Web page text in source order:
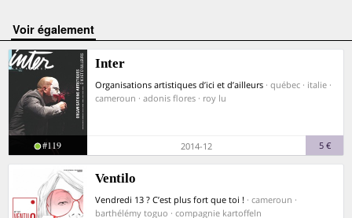
voir également
Inter
Organisations artistiques d’ici et d’ailleurs · québec · italie ·
cameroun · adonis flores · roy lu
#119 2014-12 5 €
Ventilo
Vendredi 13 ? C’est plus fort que toi ! · cameroun ·
barthélémy toguo · compagnie kartoffeln